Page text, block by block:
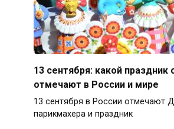
13 сентября: какой праздник
отмечают в России и мире
13 сентября в России отмечают
парикмахера и праздник